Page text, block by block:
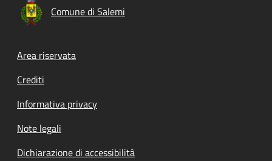
Comune di Salemi
Footer menu
Area riservata
Crediti
Informativa privacy
Note legali
Dichiarazione di accessibilità